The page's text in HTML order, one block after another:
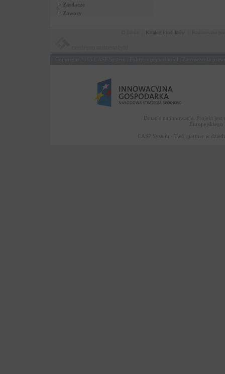
Zasilacze
Zawory
Dotacje na innowację. Projekt
CASP System - Twój partner w